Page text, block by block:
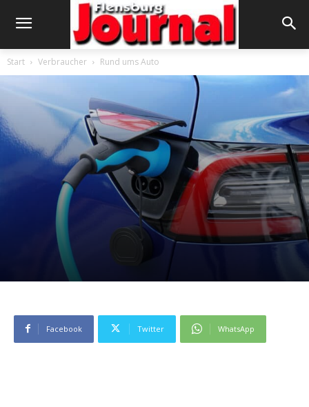
Start Verbraucher Rund ums Auto
Facebook Twitter WhatsApp